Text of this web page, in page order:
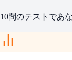
10問のテストであ